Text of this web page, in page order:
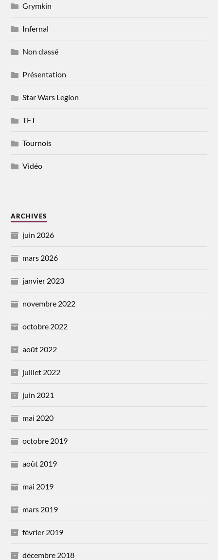
Grymkin
Infernal
Non classé
Présentation
Star Wars Legion
TFT
Tournois
Vidéo
ARCHIVES
juin 2026
mars 2026
janvier 2023
novembre 2022
octobre 2022
août 2022
juillet 2022
juin 2021
mai 2020
octobre 2019
août 2019
mai 2019
mars 2019
février 2019
décembre 2018